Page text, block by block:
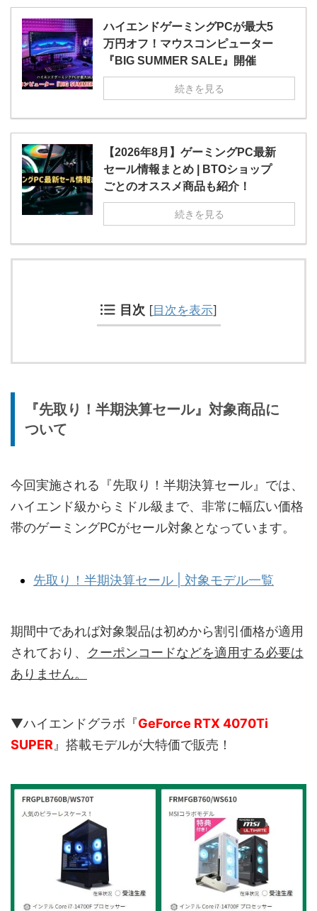
ハイエンドゲーミングPCが最大5
万円オフ！マウスコンピューター
『BIG SUMMER SALE』開催
続きを見る
【2026年8月】ゲーミングPC最新
セール情報まとめ | BTOショップ
ごとのオススメ商品も紹介！
続きを見る
目次 [目次を表示]
『先取り！半期決算セール』対象商品に
ついて
今回実施される『先取り！半期決算セール』では、
ハイエンド級からミドル級まで、非常に幅広い価格
帯のゲーミングPCがセール対象となっています。
先取り！半期決算セール | 対象モデル一覧
期間中であれば対象製品は初めから割引価格が適用
されており、 クーポンコードなどを適用する必要は
ありません。
▼ハイエンドグラボ『GeForce RTX 4070Ti
SUPER』搭載モデルが大特価で販売！